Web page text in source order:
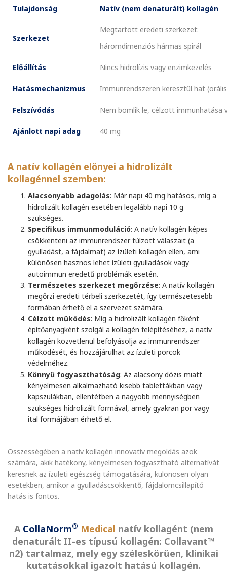
Tulajdonság
Natív (nem denaturált) kollagén
Szerkezet
Megtartott eredeti szerkezet:
háromdimenziós hármas spirál
Előállítás Nincs hidrolízis vagy enzimkezelés
Hatásmechanizmus Immunrendszeren keresztül hat
Felszívódás Nem bomlik le, célzott immunhatása
Ajánlott napi adag 40 mg
A natív kollagén előnyei a hidrolizált
kollagénnel szemben:
Alacsonyabb adagolás: Már napi 40 mg hatásos, míg a
hidrolizált kollagén esetében legalább napi 10 g
szükséges.
Specifikus immunmoduláció: A natív kollagén képes
csökkenteni az immunrendszer túlzott válaszait (a
gyulladást, a fájdalmat) az ízületi kollagén ellen, ami
különösen hasznos lehet ízületi gyulladások vagy
autoimmun eredetű problémák esetén.
Természetes szerkezet megőrzése: A natív kollagén
megőrzi eredeti térbeli szerkezetét, így természetesebb
formában érhető el a szervezet számára.
Célzott működés: Míg a hidrolizált kollagén főként
építőanyagként szolgál a kollagén felépítéséhez, a natív
kollagén közvetlenül befolyásolja az immunrendszer
működését, és hozzájárulhat az ízületi porcok
védelméhez.
Könnyű fogyaszthatóság: Az alacsony dózis miatt
kényelmesen alkalmazható kisebb tablettákban vagy
kapszulákban, ellentétben a nagyobb mennyiségben
szükséges hidrolizált formával, amely gyakran por vagy
ital formájában érhető el.
Összességében a natív kollagén innovatív megoldás azok
számára, akik hatékony, kényelmesen fogyasztható alternatívát
keresnek az ízületi egészség támogatására, különösen olyan
esetekben, amikor a gyulladáscsökkentő, fájdalomcsillapító
hatás is fontos.
A CollaNorm® Medical natív kollagént (nem
denaturált II-es típusú kollagén: Collavant™
n2) tartalmaz, mely egy széleskörűen, klinikai
kutatásokkal igazolt hatású kollagén.